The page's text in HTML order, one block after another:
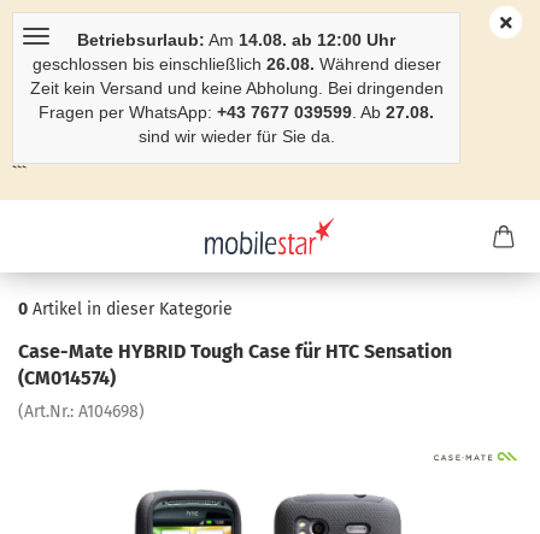
Betriebsurlaub: Am 14.08. ab 12:00 Uhr
geschlossen bis einschließlich 26.08. Während dieser
Zeit kein Versand und keine Abholung. Bei dringenden
Fragen per WhatsApp: +43 7677 039599 . Ab 27.08.
sind wir wieder für Sie da.
```
0 Artikel in dieser Kategorie
Case-​Mate HY­BRID Tough Case für HTC Sen­sa­ti­on
(CM014574)
(Art.Nr.: A104698)